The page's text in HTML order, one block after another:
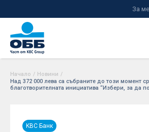
За
Начало / Новини /
Над 372 000 лева са събраните до този момент
благотворителната инициатива “Избери, за да
KBC Банк